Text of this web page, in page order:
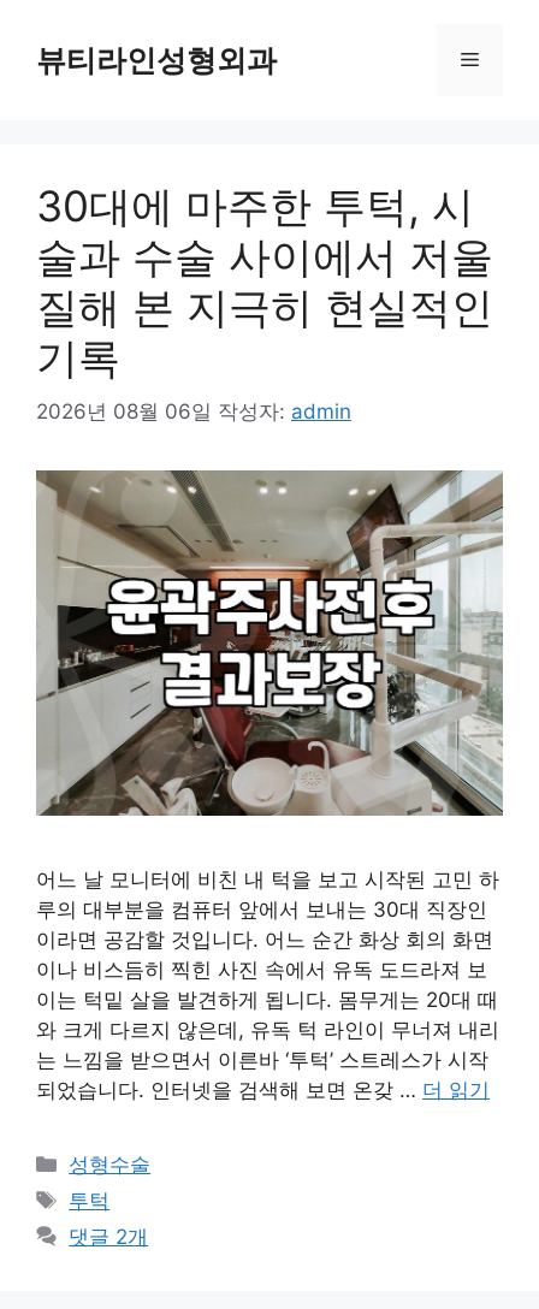
뷰티라인성형외과 메
30대에 마주한 투턱, 시
술과 수술 사이에서 저울
질해 본 지극히 현실적인
기록
2026년 08월 06일 작성자: admin
어느 날 모니터에 비친 내 턱을 보고 시작된 고민 하
루의 대부분을 컴퓨터 앞에서 보내는 30대 직장인
이라면 공감할 것입니다. 어느 순간 화상 회의 화면
이나 비스듬히 찍힌 사진 속에서 유독 도드라져 보
이는 턱밑 살을 발견하게 됩니다. 몸무게는 20대 때
와 크게 다르지 않은데, 유독 턱 라인이 무너져 내리
는 느낌을 받으면서 이른바 ‘투턱’ 스트레스가 시작
되었습니다. 인터넷을 검색해 보면 온갖 … 더 읽기
카
테
리
성형수술
태
그
투턱
댓글 2개